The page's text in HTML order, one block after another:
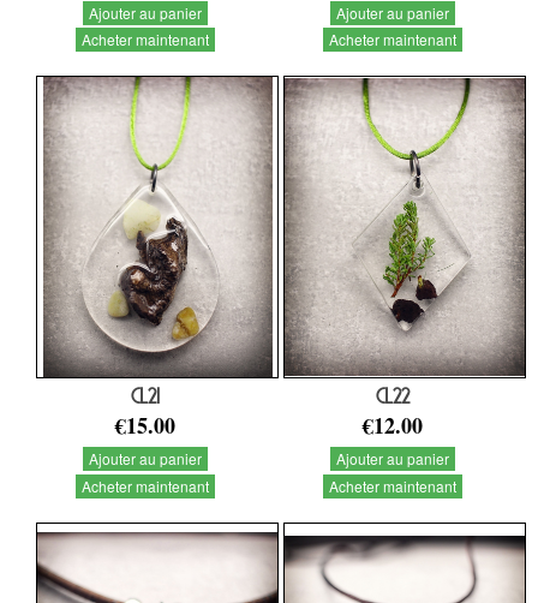
Ajouter au panier
Acheter maintenant
Ajouter au panier
Acheter maintenant
CL21
€15.00
Ajouter au panier
Acheter maintenant
CL22
€12.00
Ajouter au panier
Acheter maintenant